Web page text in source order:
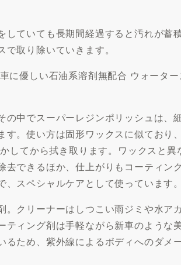
ていても長期間経過すると汚れが蓄
取り除いていきます。
に優しい石油系溶剤無配合 ウォータ
中でスーパーレジンポリッシュは、
。使い方は固形ワックスに似ており
してから拭き取ります。ワックスと
できるほか、仕上がりもコーティン
スペシャルケアとして使っています。
クリーナーはしつこい雨ジミや水ア
ィング剤は手軽ながら新車のような
ため、紫外線によるボディへのダメ